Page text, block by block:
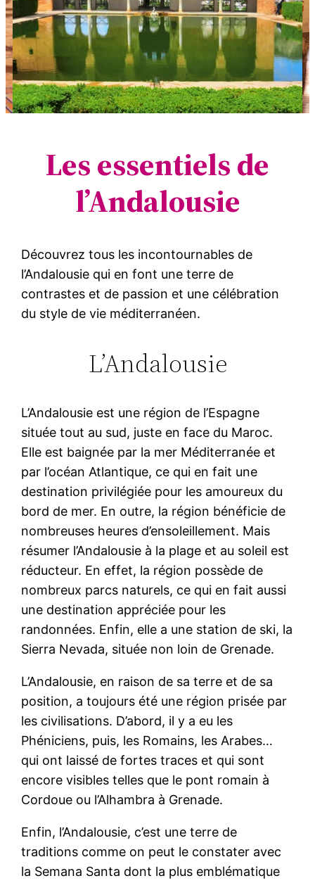
Les essentiels de
l’Andalousie
Découvrez tous les incontournables de
l’Andalousie qui en font une terre de
contrastes et de passion et une célébration
du style de vie méditerranéen.
L’Andalousie
L’Andalousie est une région de l’Espagne
située tout au sud, juste en face du Maroc.
Elle est baignée par la mer Méditerranée et
par l’océan Atlantique, ce qui en fait une
destination privilégiée pour les amoureux du
bord de mer. En outre, la région bénéficie de
nombreuses heures d’ensoleillement. Mais
résumer l’Andalousie à la plage et au soleil est
réducteur. En effet, la région possède de
nombreux parcs naturels, ce qui en fait aussi
une destination appréciée pour les
randonnées. Enfin, elle a une station de ski, la
Sierra Nevada, située non loin de Grenade.
L’Andalousie, en raison de sa terre et de sa
position, a toujours été une région prisée par
les civilisations. D’abord, il y a eu les
Phéniciens, puis, les Romains, les Arabes…
qui ont laissé de fortes traces et qui sont
encore visibles telles que le pont romain à
Cordoue ou l’Alhambra à Grenade.
Enfin, l’Andalousie, c’est une terre de
traditions comme on peut le constater avec
la Semana Santa dont la plus emblématique